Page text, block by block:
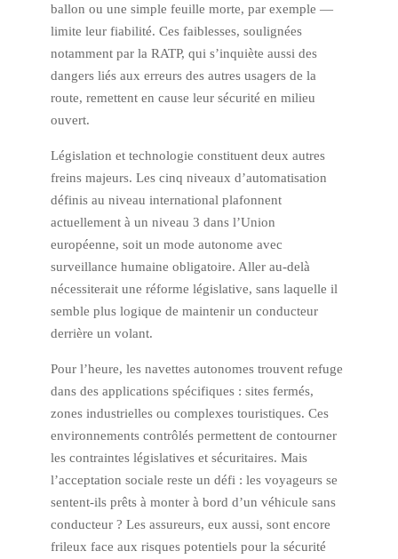
ballon ou une simple feuille morte, par exemple —
limite leur fiabilité. Ces faiblesses, soulignées
notamment par la RATP, qui s’inquiète aussi des
dangers liés aux erreurs des autres usagers de la
route, remettent en cause leur sécurité en milieu
ouvert.
Législation et technologie constituent deux autres
freins majeurs. Les cinq niveaux d’automatisation
définis au niveau international plafonnent
actuellement à un niveau 3 dans l’Union
européenne, soit un mode autonome avec
surveillance humaine obligatoire. Aller au-delà
nécessiterait une réforme législative, sans laquelle il
semble plus logique de maintenir un conducteur
derrière un volant.
Pour l’heure, les navettes autonomes trouvent refuge
dans des applications spécifiques : sites fermés,
zones industrielles ou complexes touristiques. Ces
environnements contrôlés permettent de contourner
les contraintes législatives et sécuritaires. Mais
l’acceptation sociale reste un défi : les voyageurs se
sentent-ils prêts à monter à bord d’un véhicule sans
conducteur ? Les assureurs, eux aussi, sont encore
frileux face aux risques potentiels pour la sécurité